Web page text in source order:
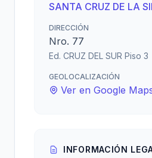
SANTA CRUZ DE LA
DIRECCIÓN
Nro. 77
Ed. CRUZ DEL SUR Piso 3
GEOLOCALIZACIÓN
Ver en Google
INFORMACIÓN